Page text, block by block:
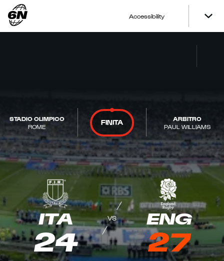
Accessibility
STADIO OLIMPICO
ROME
FINITA
ARBITRO
PAUL WILLIAMS
ITA
24
VS ENG
27